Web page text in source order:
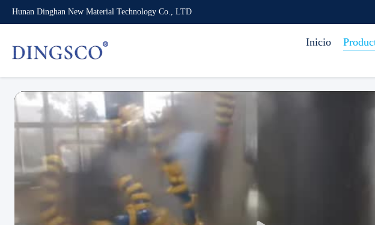
Hunan Dinghan New Material Technology Co., LTD
Inicio